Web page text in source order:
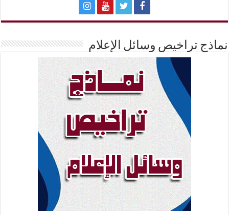
نماذج تراخيص وسائل الإعلام